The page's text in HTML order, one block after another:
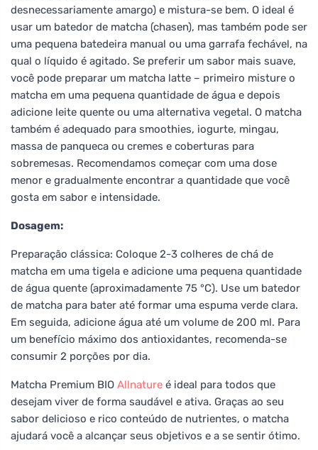
desnecessariamente amargo) e mistura-se bem. O ideal é
usar um batedor de matcha (chasen), mas também pode ser
uma pequena batedeira manual ou uma garrafa fechável, na
qual o líquido é agitado. Se preferir um sabor mais suave,
você pode preparar um matcha latte – primeiro misture o
matcha em uma pequena quantidade de água e depois
adicione leite quente ou uma alternativa vegetal. O matcha
também é adequado para smoothies, iogurte, mingau,
massa de panqueca ou cremes e coberturas para
sobremesas. Recomendamos começar com uma dose
menor e gradualmente encontrar a quantidade que você
gosta em sabor e intensidade.
Dosagem:
Preparação clássica: Coloque 2-3 colheres de chá de
matcha em uma tigela e adicione uma pequena quantidade
de água quente (aproximadamente 75 °C). Use um batedor
de matcha para bater até formar uma espuma verde clara.
Em seguida, adicione água até um volume de 200 ml. Para
um benefício máximo dos antioxidantes, recomenda-se
consumir 2 porções por dia.
Matcha Premium BIO Allnature é ideal para todos que
desejam viver de forma saudável e ativa. Graças ao seu
sabor delicioso e rico conteúdo de nutrientes, o matcha
ajudará você a alcançar seus objetivos e a se sentir ótimo.